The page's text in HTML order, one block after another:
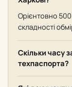
Орієнтовно
складності
Скільки часу
техпаспорта?